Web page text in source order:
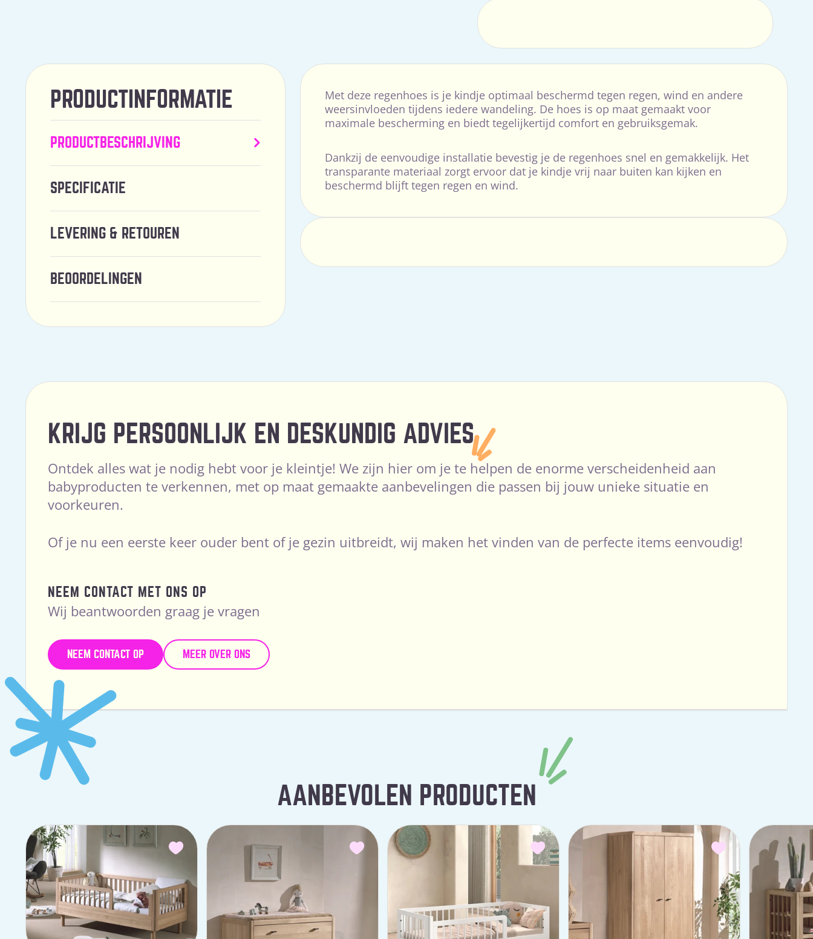
PRODUCTINFORMATIE
PRODUCTBESCHRIJVING
SPECIFICATIE
LEVERING & RETOUREN
BEOORDELINGEN
Met deze regenhoes is je kindje optimaal beschermd tegen regen, wind en andere
weersinvloeden tijdens iedere wandeling. De hoes is op maat gemaakt voor
maximale bescherming en biedt tegelijkertijd comfort en gebruiksgemak.
Dankzij de eenvoudige installatie bevestig je de regenhoes snel en gemakkelijk. Het
transparante materiaal zorgt ervoor dat je kindje vrij naar buiten kan kijken en
beschermd blijft tegen regen en wind.
KRIJG PERSOONLIJK EN DESKUNDIG ADVIES
Ontdek alles wat je nodig hebt voor je kleintje! We zijn hier om je te helpen de enorme verscheidenheid aan
babyproducten te verkennen, met op maat gemaakte aanbevelingen die passen bij jouw unieke situatie en
voorkeuren.
Of je nu een eerste keer ouder bent of je gezin uitbreidt, wij maken het vinden van de perfecte items eenvoudig!
NEEM CONTACT MET ONS OP
Wij beantwoorden graag je vragen
NEEM CONTACT OP MEER OVER ONS
AANBEVOLEN PRODUCTEN